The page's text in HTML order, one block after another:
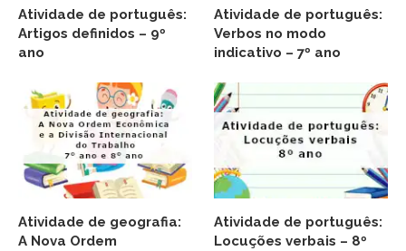
Atividade de português:
Artigos definidos – 9º
ano
Atividade de português:
Verbos no modo
indicativo – 7º ano
Atividade de geografia:
A Nova Ordem
Atividade de português:
Locuções verbais – 8º